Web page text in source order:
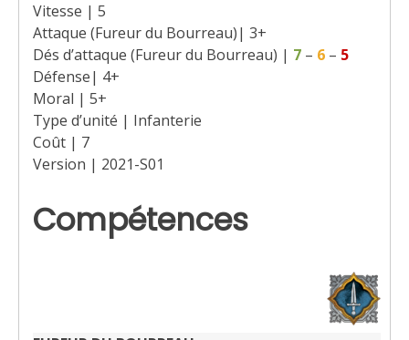
Vitesse | 5
Attaque (Fureur du Bourreau)| 3+
Dés d’attaque (Fureur du Bourreau) | 7 – 6 – 5
Défense| 4+
Moral | 5+
Type d’unité | Infanterie
Coût | 7
Version | 2021-S01
Compétences